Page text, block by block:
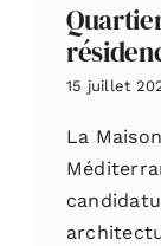
15 juillet
La